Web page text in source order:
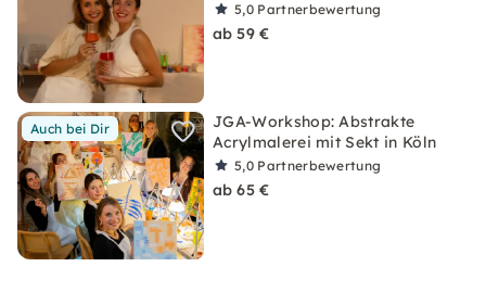
5,0 Partnerbewertung
ab 59 €
Auch bei Dir
JGA-Workshop: Abstrakte
Acrylmalerei mit Sekt in Köln
5,0 Partnerbewertung
ab 65 €